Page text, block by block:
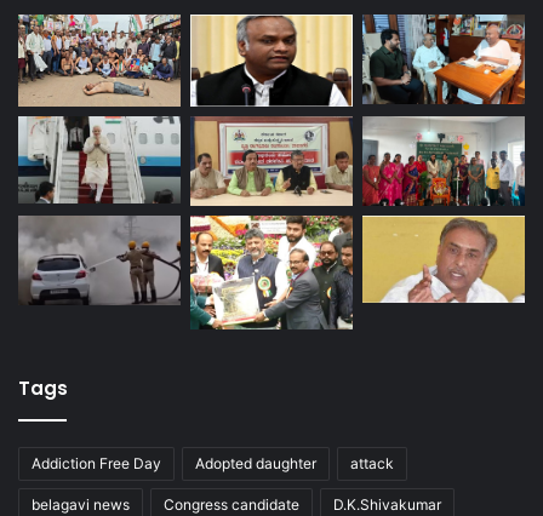
Tags
Addiction Free Day Adopted daughter attack
belagavi news Congress candidate D.K.Shivakumar